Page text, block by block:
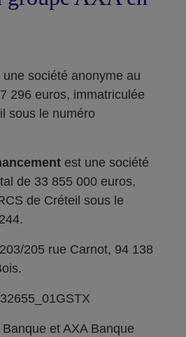
une société anonyme au
296 euros, immatriculée
sous le numéro
est une société
de 33 855 000 euros,
de Créteil sous le
205 rue Carnot, 94 138
et AXA Banque